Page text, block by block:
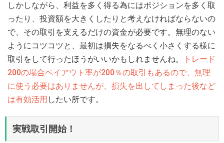
しかしながら、利益を多く得る為にはポジションを多く取
ったり、投資額を大きくしたりと考えなければならないの
で、その取引を支えるだけの資金が必要です。無理のない
ようにコツコツと、最初は損失をなるべく小さくする様に
取引をして行ったほうがいいかもしれませんね。
トレード
200の場合ペイアウト率が200％の取引もあるので、無理
に使う必要はありませんが、損失を出してしまった後など
は有効活用 したい所です。
実戦取引開始！